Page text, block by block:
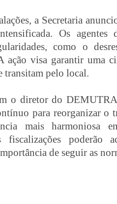
a Secretaria
Os agentes
como o
ação visa garantir uma
transitam pelo local.
o diretor do
para reorganizar
mais harmoniosa
fiscalizações poderão
de seguir as